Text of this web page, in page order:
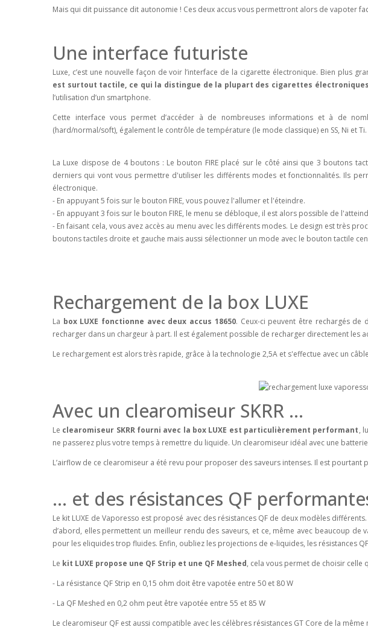
Mais qui dit puissance dit autonomie ! Ces deux accus vous permettront alors de vapoter
Une interface futuriste
Luxe, c’est une nouvelle façon de voir l’interface de la cigarette électronique. Bien plus
est surtout tactile, ce qui la distingue de la plupart des cigarettes électroniques
l’utilisation d’un smartphone.
Cette interface vous permet d’accéder à de nombreuses informations et à de
(hard/normal/soft), également le contrôle de température (le mode classique) en SS, Ni et
La Luxe dispose de 4 boutons : Le bouton FIRE placé sur le côté ainsi que 3 boutons
derniers qui vont vous permettre d'utiliser les différents modes et fonctionnalités. Ils
électronique.
- En appuyant 5 fois sur le bouton FIRE, vous pouvez l'allumer et l'éteindre.
- En appuyant 3 fois sur le bouton FIRE, le menu se débloque, il est alors possible de
- En faisant cela, vous avez accès au menu avec les différents modes. Le design est très
boutons tactiles droite et gauche mais aussi sélectionner un mode avec le bouton tactile
Rechargement de la box LUXE
La box LUXE fonctionne avec deux accus 18650. Ceux-ci peuvent être rechargés de
recharger dans un chargeur à part. Il est également possible de recharger directement les
Le rechargement est alors très rapide, grâce à la technologie 2,5A et s'effectue avec un
Avec un clearomiseur SKRR …
Le clearomiseur SKRR fourni avec la box LUXE est particulièrement performant,
ne passerez plus votre temps à remettre du liquide. Un clearomiseur idéal avec une
L’airflow de ce clearomiseur a été revu pour proposer des saveurs intenses. Il est
… et des résistances QF
Le kit LUXE de Vaporesso est proposé avec des résistances QF de deux modèles
d’abord, elles permettent un meilleur rendu des saveurs, et ce, même avec beaucoup
pour les eliquides trop fluides. Enfin, oubliez les projections de e-liquides, les résistances
Le kit LUXE propose une QF Strip et une QF Meshed, cela vous permet de choisir celle
- La résistance QF Strip en 0,15 ohm doit être vapotée entre 50 et 80 W
- La QF Meshed en 0,2 ohm peut être vapotée entre 55 et 85 W
Le clearomiseur QF est aussi compatible avec les célèbres résistances GT Core de la